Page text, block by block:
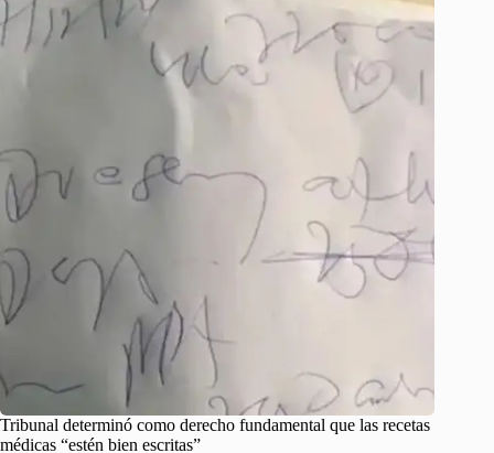
Tribunal determinó como derecho fundamental que las recetas
médicas “estén bien escritas”